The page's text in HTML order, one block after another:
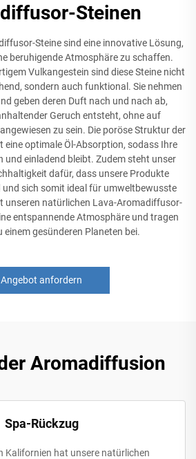
Steinen
Steine sind eine innovative Lösung,
beruhigende Atmosphäre zu schaffen.
Vulkangestein sind diese Steine nicht
sondern auch funktional. Sie nehmen
geben deren Duft nach und nach ab,
Geruch entsteht, ohne auf
zu sein. Die poröse Struktur der
eine optimale Öl-Absorption, sodass Ihre
und einladend bleibt. Zudem steht unser
dafür, dass unsere Produkte
sich somit ideal für umweltbewusste
unseren natürlichen Lava-Aromadiffusor-
entspannende Atmosphäre und tragen
einem gesünderen Planeten bei.
Angebot anfordern
Aromadiffusion
Spa-Rückzug
Kalifornien hat unsere natürlichen